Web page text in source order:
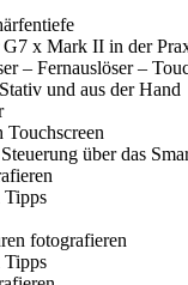
x Mark II in der
– Fernauslöser –
und aus der Hand
Touchscreen
über das
Tipps
fotografieren
Tipps